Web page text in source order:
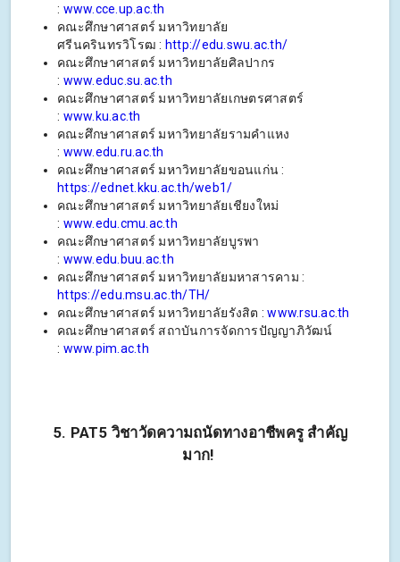
: www.cce.up.ac.th
คณะศึกษาศาสตร์ มหาวิทยาลัย
ศรีนครินทรวิโรฒ : http://edu.swu.ac.th/
คณะศึกษาศาสตร์ มหาวิทยาลัยศิลปากร
: www.educ.su.ac.th
คณะศึกษาศาสตร์ มหาวิทยาลัยเกษตรศาสตร์
: www.ku.ac.th
คณะศึกษาศาสตร์ มหาวิทยาลัยรามคำแหง
: www.edu.ru.ac.th
คณะศึกษาศาสตร์ มหาวิทยาลัยขอนแก่น :
https://ednet.kku.ac.th/web1/
คณะศึกษาศาสตร์ มหาวิทยาลัยเชียงใหม่
: www.edu.cmu.ac.th
คณะศึกษาศาสตร์ มหาวิทยาลัยบูรพา
: www.edu.buu.ac.th
คณะศึกษาศาสตร์ มหาวิทยาลัยมหาสารคาม :
https://edu.msu.ac.th/TH/
คณะศึกษาศาสตร์ มหาวิทยาลัยรังสิต :www.rsu.ac.th
คณะศึกษาศาสตร์ สถาบันการจัดการปัญญาภิวัฒน์
: www.pim.ac.th
5. PAT5 วิชาวัดความถนัดทางอาชีพครู สำคัญ
มาก!